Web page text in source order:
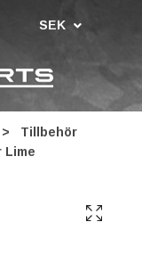
SEK
Tillbehör
Lime